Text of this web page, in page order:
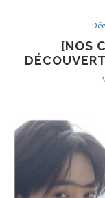
[NOS